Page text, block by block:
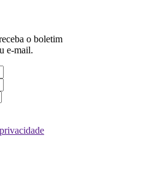
o boletim
e-mail.